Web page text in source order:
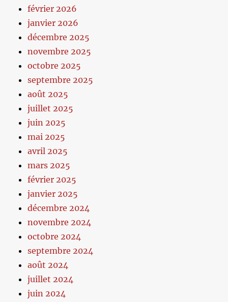
février 2026
janvier 2026
décembre 2025
novembre 2025
octobre 2025
septembre 2025
août 2025
juillet 2025
juin 2025
mai 2025
avril 2025
mars 2025
février 2025
janvier 2025
décembre 2024
novembre 2024
octobre 2024
septembre 2024
août 2024
juillet 2024
juin 2024